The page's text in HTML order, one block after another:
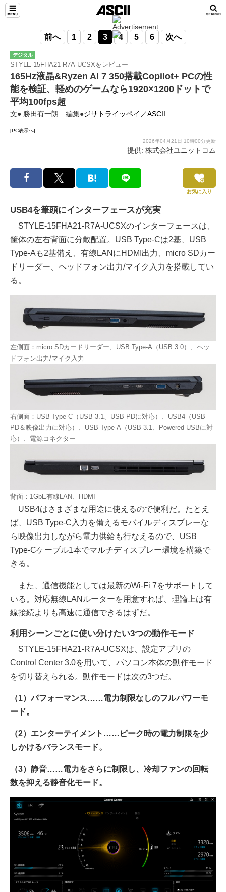
前へ 1 2 3 4 5 6 次へ
デジタル
STYLE-15FHA21-R7A-UCSXをレビュー
165Hz液晶&Ryzen AI 7 350搭載Copilot+ PCの性
能を検証、軽めのゲームなら1920×1200ドットで
平均100fps超
文● 勝田有一朗 編集●ジサトライッペイ／ASCII
[PC表示へ]
2026年04月21日 10時00分更新
提供: 株式会社ユニットコム
お気に入り
USB4を筆頭にインターフェースが充実
STYLE-15FHA21-R7A-UCSXのインターフェースは、
筐体の左右背面に分散配置。USB Type-Cは2基、USB
Type-Aも2基備え、有線LANにHDMI出力、micro SDカー
ドリーダー、ヘッドフォン出力/マイク入力を搭載してい
る。
左側面：micro SDカードリーダー、USB Type-A（USB 3.0）、ヘッ
ドフォン出力/マイク入力
右側面：USB Type-C（USB 3.1、USB PDに対応）、USB4（USB
PD＆映像出力に対応）、USB Type-A（USB 3.1、Powered USBに対
応）、電源コネクター
背面：1GbE有線LAN、HDMI
USB4はさまざまな用途に使えるので便利だ。たとえ
ば、USB Type-C入力を備えるモバイルディスプレーな
ら映像出力しながら電力供給も行なえるので、USB
Type-Cケーブル1本でマルチディスプレー環境を構築で
きる。
また、通信機能としては最新のWi-Fi 7をサポートして
いる。対応無線LANルーターを用意すれば、理論上は有
線接続よりも高速に通信できるはずだ。
利用シーンごとに使い分けたい3つの動作モード
STYLE-15FHA21-R7A-UCSXは、設定アプリの
Control Center 3.0を用いて、パソコン本体の動作モード
を切り替えられる。動作モードは次の3つだ。
（1）パフォーマンス……電力制限なしのフルパワーモ
ード。
（2）エンターテイメント……ピーク時の電力制限を少
しかけるバランスモード。
（3）静音……電力をさらに制限し、冷却ファンの回転
数を抑える静音化モード。